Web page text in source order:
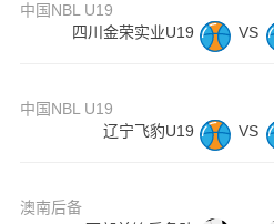
中国NBL U19
四川金荣实业U19
VS
中国NBL U19
辽宁飞豹U19
VS
澳南后备